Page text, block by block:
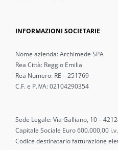
INFORMAZIONI SOCIETARIE
Nome azienda: Archimede SPA
Rea Città: Reggio Emilia
Rea Numero: RE – 251769
C.F. e P.IVA: 02104290354
Sede Legale: Via Galliano, 10 –
Capitale Sociale Euro 600.000,00 i.v.
Codice destinatario fatturazione